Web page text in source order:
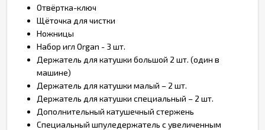
Отвёртка-ключ
Щёточка для чистки
Ножницы
Набор игл Organ - 3 шт.
Держатель для катушки большой 2 шт. (один в
машине)
Держатель для катушки малый – 2 шт.
Держатель для катушки специальный – 2 шт.
Дополнительный катушечный стержень
Специальный шпуледержатель с увеличенным